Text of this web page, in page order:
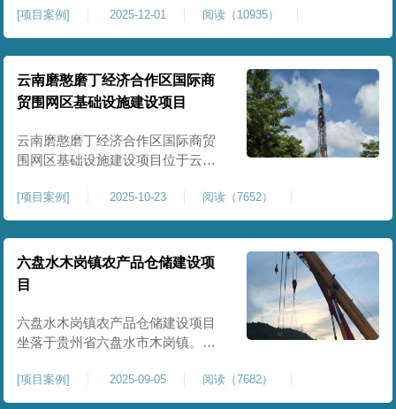
施。占地面积约130000㎡.项目采用
强夯工艺对地基进行加固处理，确
保处理后地基承载力特征值
≥100kPa、压实系数≥0.94、压缩模
量≥5MPa，工程实施后将有效提升
场地整体承载力与均匀性，消除不
均匀沉降隐患，为园区高端装备产
业项目
[项目案例] 2025-12-01 阅读（10935）
云南磨憨磨丁经济合作区国际商
贸围网区基础设施建设项目
云南磨憨磨丁经济合作区国际商贸
围网区基础设施建设项目位于云南
商贸、口岸监管、通关查验的重要
基础设施工程。项目建设内容主要
为场地地基处理，处理总面积约 5
万平方米，采用强夯加固施工工
艺，通过全场地强夯提升地基承载
力、消除不均匀沉降，满足围网区
后续建（构）筑物及重型作业场地
使
[项目案例] 2025-10-23 阅读（7652）
六盘水木岗镇农产品仓储建设项
目
六盘水木岗镇农产品仓储建设项目
坐落于贵州省六盘水市木岗镇。场
房、分拣车间、配套附属用房等设
施。项目原始场地为新建建设用
[项目案例] 2025-09-05 阅读（7682）